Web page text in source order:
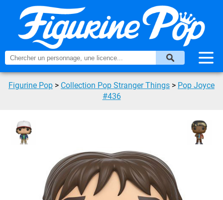
Figurine Pop > Collection Pop Stranger Things > Pop Joyce
#436